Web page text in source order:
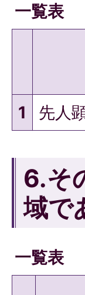
一覧表
1 先人
6.そ
域で
一覧表